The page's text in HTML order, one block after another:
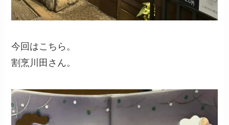
今回はこちら。
割烹川田さん。